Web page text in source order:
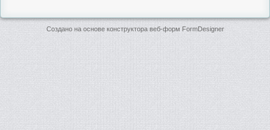
Создано на основе конструктора веб-форм FormDesigner